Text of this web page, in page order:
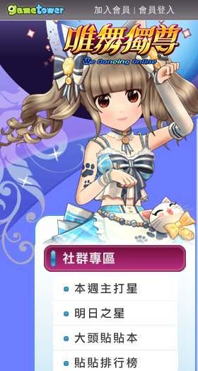
加入會員 | 會員登入